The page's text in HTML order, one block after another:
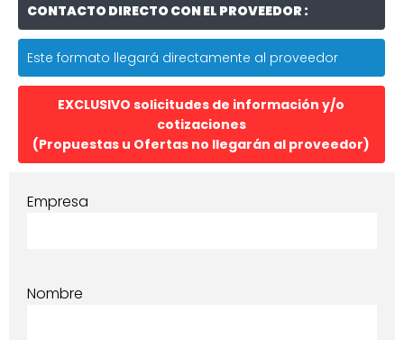
CONTACTO DIRECTO CON EL PROVEEDOR :
Este formato llegará directamente al proveedor
EXCLUSIVO solicitudes de información y/o
cotizaciones
(Propuestas u Ofertas no llegarán al proveedor)
Empresa
Nombre